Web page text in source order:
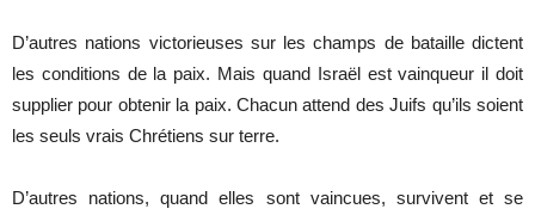
D’autres nations victorieuses sur les champs de bataille dictent
les conditions de la paix. Mais quand Israël est vainqueur il doit
supplier pour obtenir la paix. Chacun attend des Juifs qu’ils soient
les seuls vrais Chrétiens sur terre.
D’autres nations, quand elles sont vaincues, survivent et se